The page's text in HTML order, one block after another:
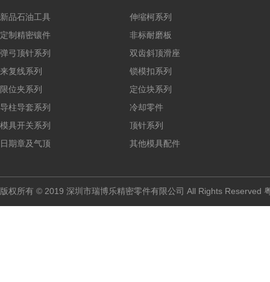
新品石油工具
伸缩柯系列
定制精密镶件
非标耐磨板
弹弓顶针系列
双齿斜顶滑座
来复线系列
锁模扣系列
限位夹系列
定位块系列
导柱导套系列
冷却零件
模具开关系列
顶针系列
日期章及气顶
其他模具配件
版权所有 © 2019 深圳市瑞博乐精密零件有限公司 All Rights Reserved